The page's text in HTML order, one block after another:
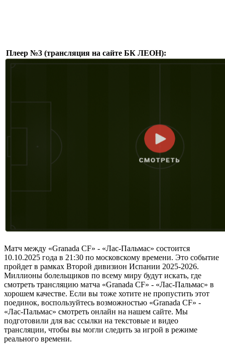
Плеер №3 (трансляция на сайте БК ЛЕОН):
Матч между «Granada CF» - «Лас-Пальмас» состоится
10.10.2025 года в 21:30 по московскому времени. Это событие
пройдет в рамках Второй дивизион Испании 2025-2026.
Миллионы болельщиков по всему миру будут искать, где
смотреть трансляцию матча «Granada CF» - «Лас-Пальмас» в
хорошем качестве. Если вы тоже хотите не пропустить этот
поединок, воспользуйтесь возможностью «Granada CF» -
«Лас-Пальмас» смотреть онлайн на нашем сайте. Мы
подготовили для вас ссылки на текстовые и видео
трансляции, чтобы вы могли следить за игрой в режиме
реального времени.